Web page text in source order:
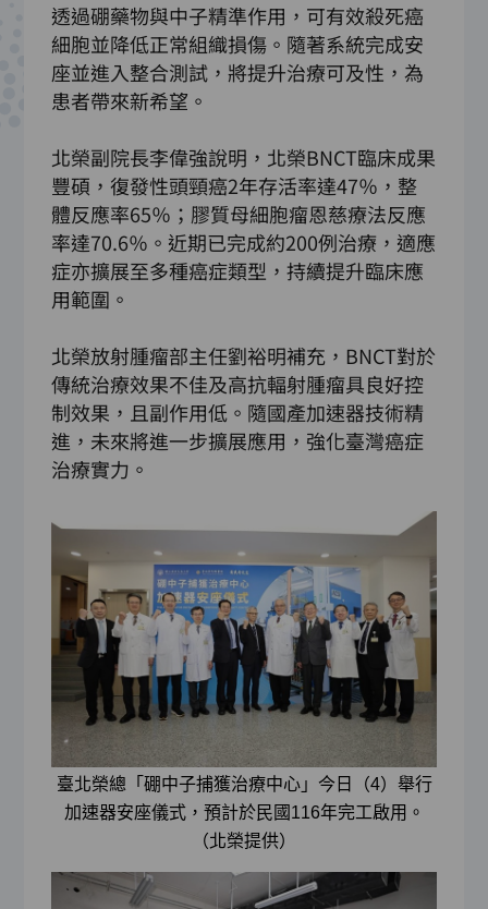
透過硼藥物與中子精準作用，可有效殺死癌
細胞並降低正常組織損傷。隨著系統完成安
座並進入整合測試，將提升治療可及性，為
患者帶來新希望。
北榮副院長李偉強說明，北榮BNCT臨床成果
豐碩，復發性頭頸癌2年存活率達47％，整
體反應率65％；膠質母細胞瘤恩慈療法反應
率達70.6％。近期已完成約200例治療，適應
症亦擴展至多種癌症類型，持續提升臨床應
用範圍。
北榮放射腫瘤部主任劉裕明補充，BNCT對於
傳統治療效果不佳及高抗輻射腫瘤具良好控
制效果，且副作用低。隨國產加速器技術精
進，未來將進一步擴展應用，強化臺灣癌症
治療實力。
臺北榮總「硼中子捕獲治療中心」今日（4）舉行
加速器安座儀式，預計於民國116年完工啟用。
（北榮提供）